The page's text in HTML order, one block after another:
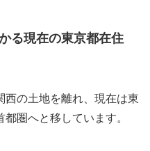
る現在の東京都在住
西の土地を離れ、現在は東
圏へと移しています。